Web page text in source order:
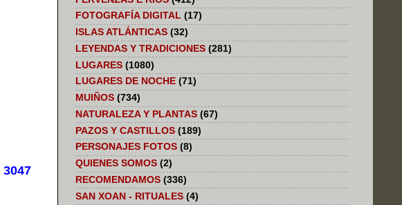
FOTOGRAFÍA DIGITAL (17)
ISLAS ATLÁNTICAS (32)
LEYENDAS Y TRADICIONES (281)
LUGARES (1080)
LUGARES DE NOCHE (71)
MUIÑOS (734)
NATURALEZA Y PLANTAS (67)
PAZOS Y CASTILLOS (189)
PERSONAJES FOTOS (8)
QUIENES SOMOS (2)
RECOMENDAMOS (336)
SAN XOAN - RITUALES (4)